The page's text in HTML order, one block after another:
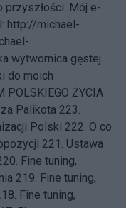
przyszłości. Mój e-
http://michael-
wytwornica gęstej
do moich
POLSKIEGO ŻYCIA
Palikota 223.
Polski 222. O co
221. Ustawa
Fine tuning,
219. Fine tuning,
Fine tuning,